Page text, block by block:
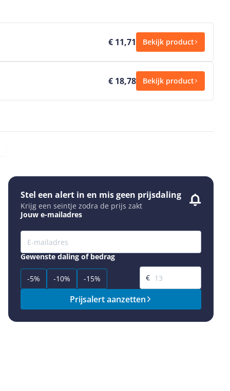
€ 11,71 Bekijk product
€ 18,78 Bekijk product
Stel een alert in en mis geen prijsdaling
Krijg een seintje zodra de prijs zakt
Jouw e-mailadres
Gewenste daling of bedrag
-5% -10% -15%
Gewenste prijs
€
Prijsalert aanzetten